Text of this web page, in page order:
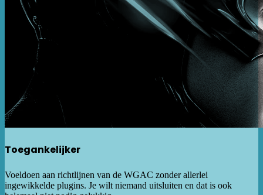
Toegankelijker
Voeldoen aan richtlijnen van de WGAC zonder allerlei
ingewikkelde plugins. Je wilt niemand uitsluiten en dat is ook